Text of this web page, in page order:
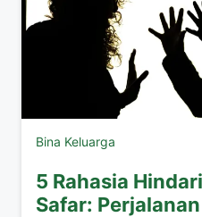
Bina Keluarga
5 Rahasia
Safar: